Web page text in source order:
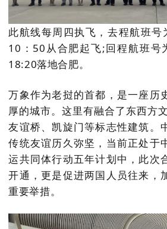
此航线每周四执飞，去程航班号
10：50从合肥起飞;回程航班号
18:20落地合肥。
万象作为老挝的首都，是一座历
厚的城市。这里有融合了东西方
友谊桥、凯旋门等标志性建筑。
传统友谊历久弥坚，当前正处于
运共同体行动五年计划中，此次
开通，更是促进两国人员往来，
重要举措。